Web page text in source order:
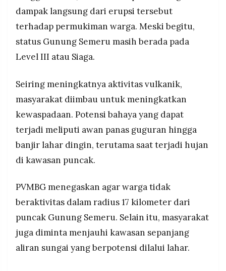
dampak langsung dari erupsi tersebut
terhadap permukiman warga. Meski begitu,
status Gunung Semeru masih berada pada
Level III atau Siaga.
Seiring meningkatnya aktivitas vulkanik,
masyarakat diimbau untuk meningkatkan
kewaspadaan. Potensi bahaya yang dapat
terjadi meliputi awan panas guguran hingga
banjir lahar dingin, terutama saat terjadi hujan
di kawasan puncak.
PVMBG menegaskan agar warga tidak
beraktivitas dalam radius 17 kilometer dari
puncak Gunung Semeru. Selain itu, masyarakat
juga diminta menjauhi kawasan sepanjang
aliran sungai yang berpotensi dilalui lahar.